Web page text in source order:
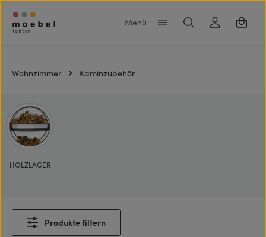
Zum Hauptinhalt springen
Wohnzimmer Kaminzubehör
HOLZLAGER
Produkte filtern